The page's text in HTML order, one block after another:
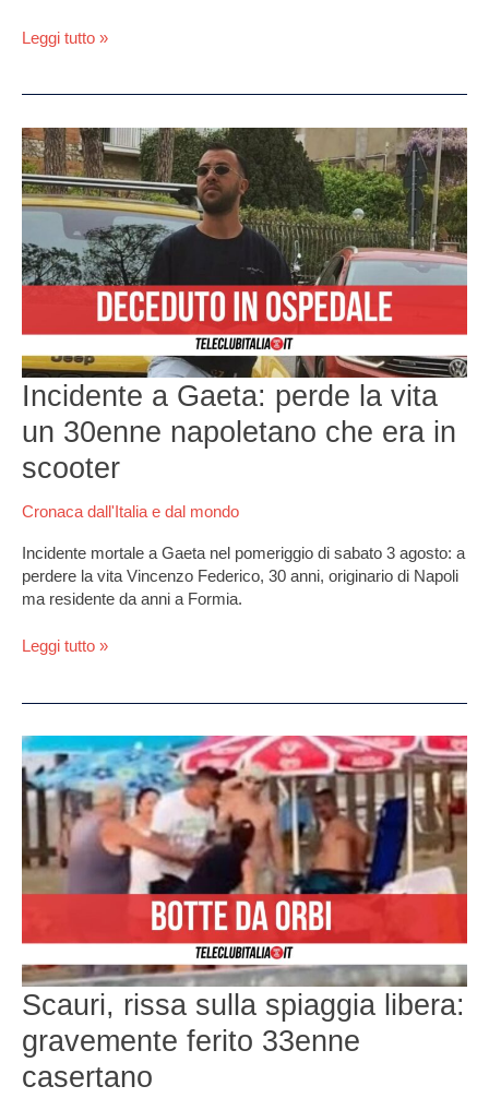
Leggi tutto »
Incidente a Gaeta: perde la vita
un 30enne napoletano che era in
scooter
Cronaca dall'Italia e dal mondo
Incidente mortale a Gaeta nel pomeriggio di sabato 3 agosto: a
perdere la vita Vincenzo Federico, 30 anni, originario di Napoli
ma residente da anni a Formia.
Incidente
a
Gaeta:
perde
vita
un
napoletano
era
in
scooter
Leggi tutto »
Scauri, rissa sulla spiaggia libera:
gravemente ferito 33enne
casertano
Scauri,
rissa
sulla
spiaggia
libera:
gravemente